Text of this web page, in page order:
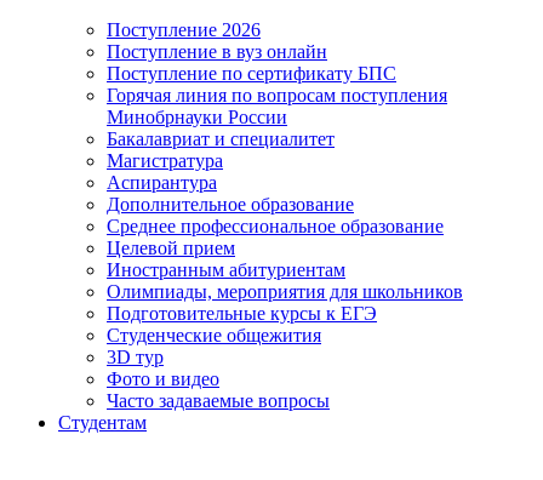
Поступление 2026
Поступление в вуз онлайн
Поступление по сертификату БПС
Горячая линия по вопросам поступления
Минобрнауки России
Бакалавриат и специалитет
Магистратура
Аспирантура
Дополнительное образование
Среднее профессиональное образование
Целевой прием
Иностранным абитуриентам
Олимпиады, мероприятия для школьников
Подготовительные курсы к ЕГЭ
Студенческие общежития
3D тур
Фото и видео
Часто задаваемые вопросы
Студентам